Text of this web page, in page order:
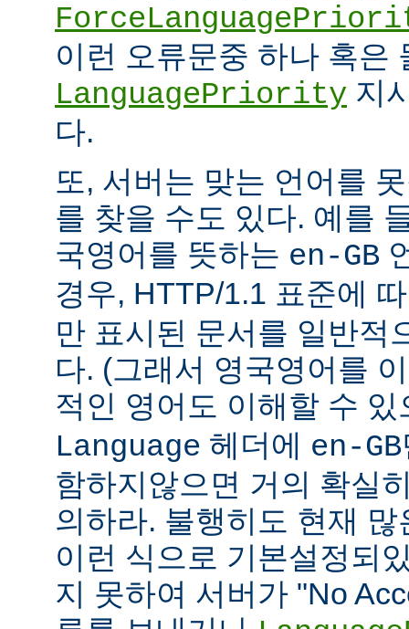
이런 오류문중 하나 혹은
LanguagePriority 지
다.
또, 서버는 맞는 언어를
를 찾을 수도 있다. 예를
국영어를 뜻하는 en-GB
경우, HTTP/1.1 표준에
만 표시된 문서를 일반적
다. (그래서 영국영어를
적인 영어도 이해할 수
Language 헤더에 en-GB
함하지않으면 거의 확실
의하라. 불행히도 현재
이런 식으로 기본설정되
지 못하여 서버가 "No